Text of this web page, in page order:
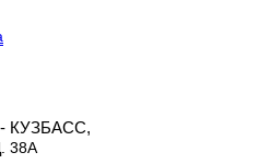
КУЗБАСС,
38А